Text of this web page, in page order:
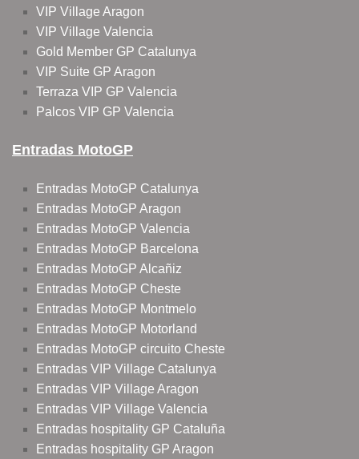
VIP Village Aragon
VIP Village Valencia
Gold Member GP Catalunya
VIP Suite GP Aragon
Terraza VIP GP Valencia
Palcos VIP GP Valencia
Entradas MotoGP
Entradas MotoGP Catalunya
Entradas MotoGP Aragon
Entradas MotoGP Valencia
Entradas MotoGP Barcelona
Entradas MotoGP Alcañiz
Entradas MotoGP Cheste
Entradas MotoGP Montmelo
Entradas MotoGP Motorland
Entradas MotoGP circuito Cheste
Entradas VIP Village Catalunya
Entradas VIP Village Aragon
Entradas VIP Village Valencia
Entradas hospitality GP Cataluña
Entradas hospitality GP Aragon